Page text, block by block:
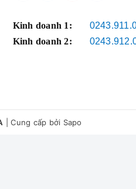
Kinh doanh 1:
Kinh doanh 2:
Cung cấp bởi Sapo